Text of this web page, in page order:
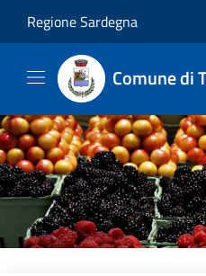
Regione Sardegna
Comune di